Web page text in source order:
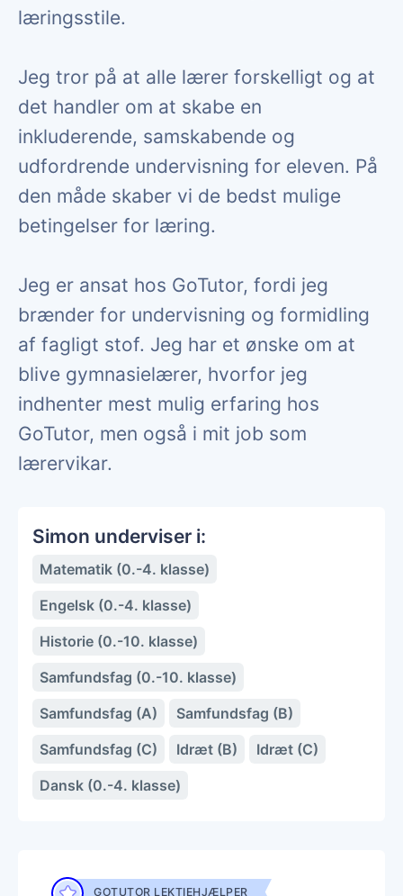
læringsstile.
Jeg tror på at alle lærer forskelligt og at
det handler om at skabe en
inkluderende, samskabende og
udfordrende undervisning for eleven. På
den måde skaber vi de bedst mulige
betingelser for læring.
Jeg er ansat hos GoTutor, fordi jeg
brænder for undervisning og formidling
af fagligt stof. Jeg har et ønske om at
blive gymnasielærer, hvorfor jeg
indhenter mest mulig erfaring hos
GoTutor, men også i mit job som
lærervikar.
Simon underviser i:
Matematik (0.-4. klasse)
Engelsk (0.-4. klasse)
Historie (0.-10. klasse)
Samfundsfag (0.-10. klasse)
Samfundsfag (A)
Samfundsfag (B)
Samfundsfag (C)
Idræt (B)
Idræt (C)
Dansk (0.-4. klasse)
GOTUTOR LEKTIEHJÆLPER